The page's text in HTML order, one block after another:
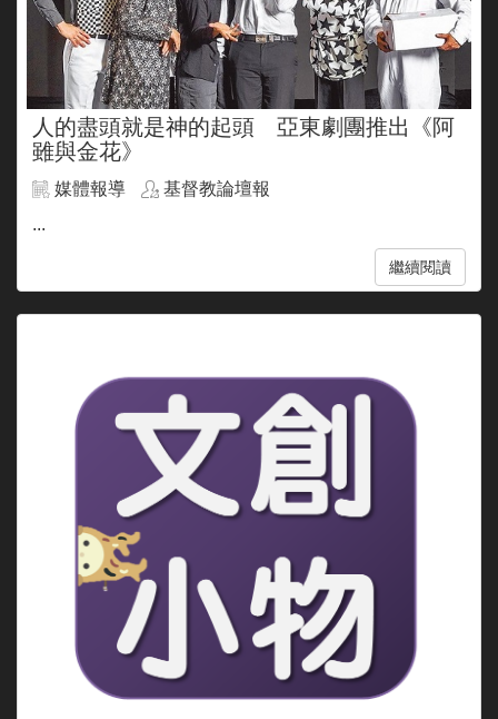
人的盡頭就是神的起頭 亞東劇團推出《阿
雖與金花》
媒體報導
基督教論壇報
...
繼續閱讀